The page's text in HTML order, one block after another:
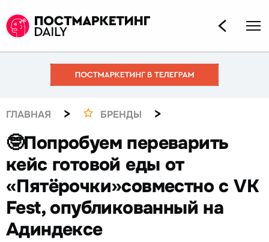
ГЛАВНАЯ > БРЕНДЫ >
🤓Попробуем переварить
кейс готовой еды от
«Пятёрочки»совместно с VK
Fest, опубликованный на
Адиндексе